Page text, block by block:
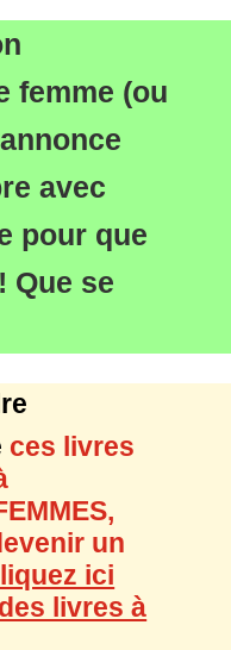
femme (ou
avec
pour que
Que se
ces livres
un
ici
livres à